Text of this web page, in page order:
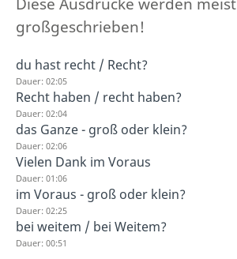
großgeschrieben!
du hast recht / Recht?
Dauer: 02:05
Recht haben / recht haben?
Dauer: 02:04
das Ganze - groß oder klein?
Dauer: 02:06
Vielen Dank im Voraus
Dauer: 01:06
im Voraus - groß oder klein?
Dauer: 02:25
bei weitem / bei Weitem?
Dauer: 00:51